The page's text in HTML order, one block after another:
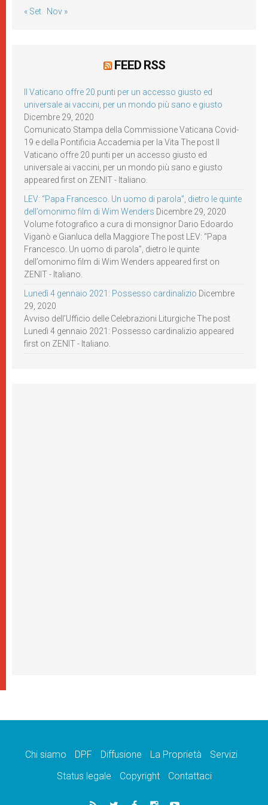
« Set Nov »
FEED RSS
Il Vaticano offre 20 punti per un accesso giusto ed
universale ai vaccini, per un mondo più sano e giusto
Dicembre 29, 2020
Comunicato Stampa della Commissione Vaticana Covid-
19 e della Pontificia Accademia per la Vita The post Il
Vaticano offre 20 punti per un accesso giusto ed
universale ai vaccini, per un mondo più sano e giusto
appeared first on ZENIT - Italiano.
LEV: “Papa Francesco. Un uomo di parola”, dietro le quinte
dell’omonimo film di Wim Wenders Dicembre 29, 2020
Volume fotografico a cura di monsignor Dario Edoardo
Viganò e Gianluca della Maggiore The post LEV: “Papa
Francesco. Un uomo di parola”, dietro le quinte
dell’omonimo film di Wim Wenders appeared first on
ZENIT - Italiano.
Lunedì 4 gennaio 2021: Possesso cardinalizio Dicembre
29, 2020
Avviso dell’Ufficio delle Celebrazioni Liturgiche The post
Lunedì 4 gennaio 2021: Possesso cardinalizio appeared
first on ZENIT - Italiano.
Chi siamo DPF Diffusione La Proprietà
Servizi
Status legale
Copyright Contattaci